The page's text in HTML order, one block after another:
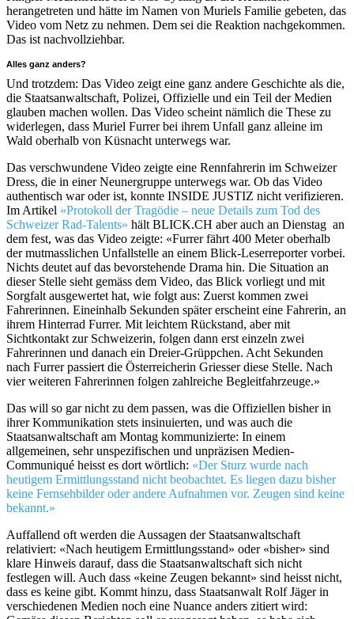
herangetreten und hätte im Namen von Muriels Familie gebeten, das
Video vom Netz zu nehmen. Dem sei die Reaktion nachgekommen.
Das ist nachvollziehbar.
Alles ganz anders?
Und trotzdem: Das Video zeigt eine ganz andere Geschichte als die,
die Staatsanwaltschaft, Polizei, Offizielle und ein Teil der Medien
glauben machen wollen. Das Video scheint nämlich die These zu
widerlegen, dass Muriel Furrer bei ihrem Unfall ganz alleine im
Wald oberhalb von Küsnacht unterwegs war.
Das verschwundene Video zeigte eine Rennfahrerin im Schweizer
Dress, die in einer Neunergruppe unterwegs war. Ob das Video
authentisch war oder ist, konnte INSIDE JUSTIZ nicht verifizieren.
Im Artikel «Protokoll der Tragödie – neue Details zum Tod des
Schweizer Rad-Talents» hält BLICK.CH aber auch an Dienstag an
dem fest, was das Video zeigte: «Furrer fährt 400 Meter oberhalb
der mutmasslichen Unfallstelle an einem Blick-Leserreporter vorbei.
Nichts deutet auf das bevorstehende Drama hin. Die Situation an
dieser Stelle sieht gemäss dem Video, das Blick vorliegt und mit
Sorgfalt ausgewertet hat, wie folgt aus: Zuerst kommen zwei
Fahrerinnen. Eineinhalb Sekunden später erscheint eine Fahrerin, an
ihrem Hinterrad Furrer. Mit leichtem Rückstand, aber mit
Sichtkontakt zur Schweizerin, folgen dann erst einzeln zwei
Fahrerinnen und danach ein Dreier-Grüppchen. Acht Sekunden
nach Furrer passiert die Österreicherin Griesser diese Stelle. Nach
vier weiteren Fahrerinnen folgen zahlreiche Begleitfahrzeuge.»
Das will so gar nicht zu dem passen, was die Offiziellen bisher in
ihrer Kommunikation stets insinuierten, und was auch die
Staatsanwaltschaft am Montag kommunizierte: In einem
allgemeinen, sehr unspezifischen und unpräzisen Medien-
Communiqué heisst es dort wörtlich: «Der Sturz wurde nach
heutigem Ermittlungsstand nicht beobachtet. Es liegen dazu bisher
keine Fernsehbilder oder andere Aufnahmen vor. Zeugen sind keine
bekannt.»
Auffallend oft werden die Aussagen der Staatsanwaltschaft
relativiert: «Nach heutigem Ermittlungsstand» oder «bisher» sind
klare Hinweis darauf, dass die Staatsanwaltschaft sich nicht
festlegen will. Auch dass «keine Zeugen bekannt» sind heisst nicht,
dass es keine gibt. Kommt hinzu, dass Staatsanwalt Rolf Jäger in
verschiedenen Medien noch eine Nuance anders zitiert wird: